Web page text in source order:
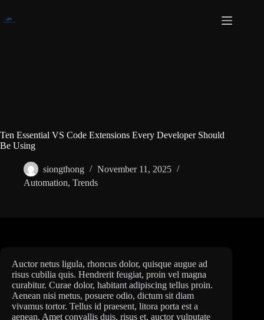
content
Ten Essential VS Code Extensions Every Developer Should
Be Using
siongthong
November 11, 2025
Automation, Trends
Auctor netus ligula, rhoncus dolor, quisque augue ad
risus cubilia quis. Hendrerit feugiat, proin vel magna
curabitur. Curae dolor, habitant adipiscing tellus proin.
Aenean nisi metus, posuere odio, dictum sit diam
vivamus tortor. Tellus id praesent, litora porta est a
aenean. Amet convallis duis, risus et, auctor vulputate